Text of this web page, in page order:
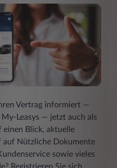
Vertrag informiert ―
Leasys ― jetzt auch als
einen Blick, aktuelle
auf Nützliche Dokumente
sowie vieles
Registrieren Sie sich